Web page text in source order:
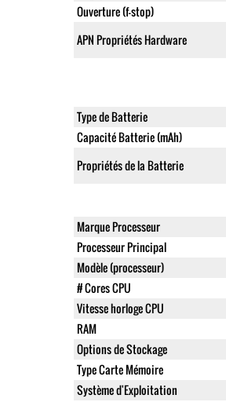
Ouverture (f-stop)
APN Propriétés Hardware
Type de Batterie
Capacité Batterie (mAh)
Propriétés de la Batterie
Marque Processeur
Processeur Principal
Modèle (processeur)
# Cores CPU
Vitesse horloge CPU
RAM
Options de Stockage
Type Carte Mémoire
Système d'Exploitation